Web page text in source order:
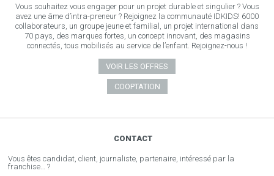
Vous souhaitez vous engager pour un projet durable et singulier ? Vous
avez une âme d’intra-preneur ? Rejoignez la communauté IDKIDS! 6000
collaborateurs, un groupe jeune et familial, un projet international dans
70 pays, des marques fortes, un concept innovant, des magasins
connectés, tous mobilisés au service de l’enfant. Rejoignez-nous !
VOIR LES OFFRES
COOPTATION
CONTACT
Vous êtes candidat, client, journaliste, partenaire, intéressé par la
franchise… ?